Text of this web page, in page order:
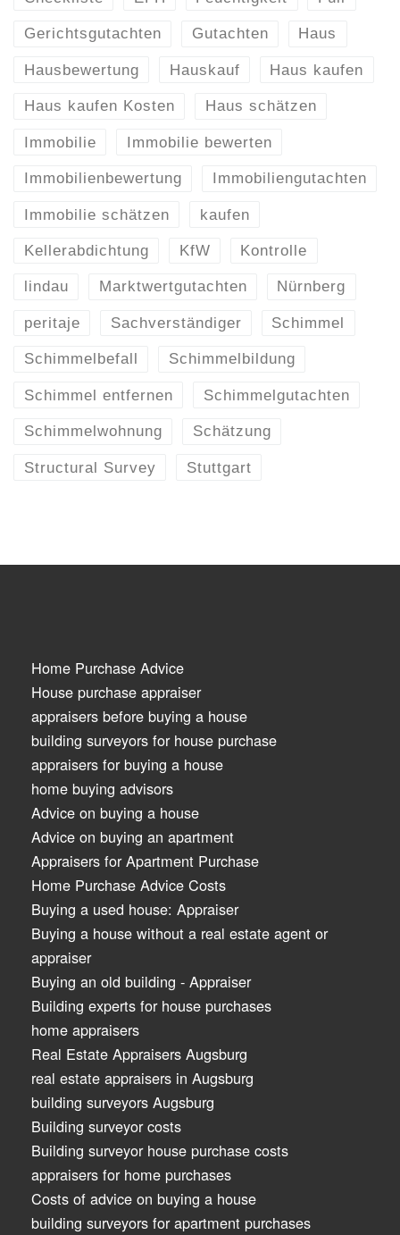
Gerichtsgutachten Gutachten Haus
Hausbewertung Hauskauf Haus kaufen
Haus kaufen Kosten Haus schätzen
Immobilie Immobilie bewerten
Immobilienbewertung Immobiliengutachten
Immobilie schätzen kaufen
Kellerabdichtung KfW Kontrolle
lindau Marktwertgutachten Nürnberg
peritaje Sachverständiger Schimmel
Schimmelbefall Schimmelbildung
Schimmel entfernen Schimmelgutachten
Schimmelwohnung Schätzung
Structural Survey Stuttgart
Home Purchase Advice
House purchase appraiser
appraisers before buying a house
building surveyors for house purchase
appraisers for buying a house
home buying advisors
Advice on buying a house
Advice on buying an apartment
Appraisers for Apartment Purchase
Home Purchase Advice Costs
Buying a used house: Appraiser
Buying a house without a real estate agent or
appraiser
Buying an old building - Appraiser
Building experts for house purchases
home appraisers
Real Estate Appraisers Augsburg
real estate appraisers in Augsburg
building surveyors Augsburg
Building surveyor costs
Building surveyor house purchase costs
appraisers for home purchases
Costs of advice on buying a house
building surveyors for apartment purchases